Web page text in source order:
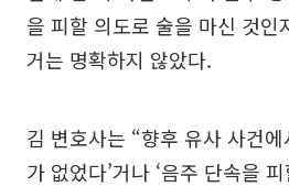
을 피할 의도로 술을 마신 것인
거는 명확하지 않았다.
김 변호사는 “향후 유사 사건에
가 없었다’거나 ‘음주 단속을